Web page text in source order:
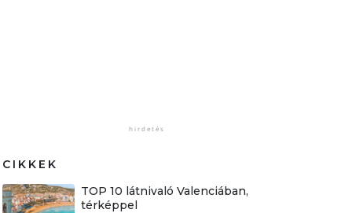
CIKKEK
TOP 10 látnivaló Valenciában,
térképpel